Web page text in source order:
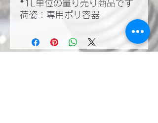
*1L単位の量り売り商品です
荷姿：専用ポリ容器